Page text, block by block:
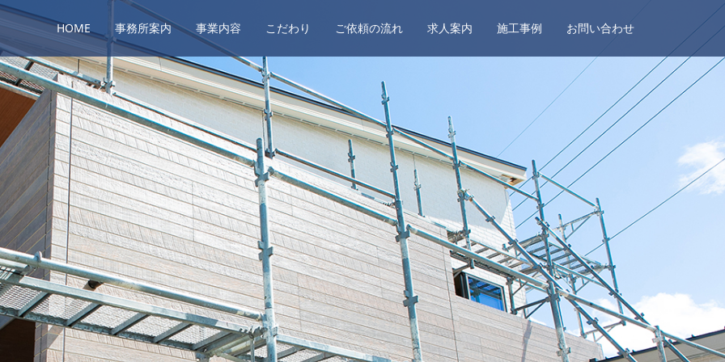
HOME 事務所案内 事業内容 こだわり ご依頼の流れ 求人案内 施工事例 お問い合わせ